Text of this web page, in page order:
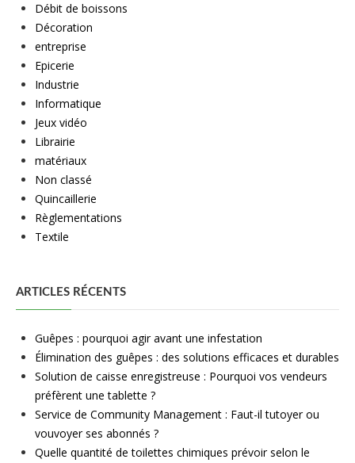
Débit de boissons
Décoration
entreprise
Epicerie
Industrie
Informatique
Jeux vidéo
Librairie
matériaux
Non classé
Quincaillerie
Règlementations
Textile
ARTICLES RÉCENTS
Guêpes : pourquoi agir avant une infestation
Élimination des guêpes : des solutions efficaces et durables
Solution de caisse enregistreuse : Pourquoi vos vendeurs
préfèrent une tablette ?
Service de Community Management : Faut-il tutoyer ou
vouvoyer ses abonnés ?
Quelle quantité de toilettes chimiques prévoir selon le